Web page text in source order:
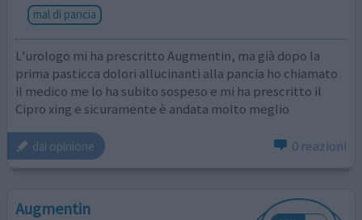
mal di pancia
L’urologo mi ha prescritto Augmentin, ma già dopo la
prima pasticca dolori allucinanti alla pancia ho chiamato
il medico me lo ha subito sospeso e mi ha prescritto il
Cipro xing e sicuramente è andata molto meglio
dai opinione 0 reazioni
Augmentin